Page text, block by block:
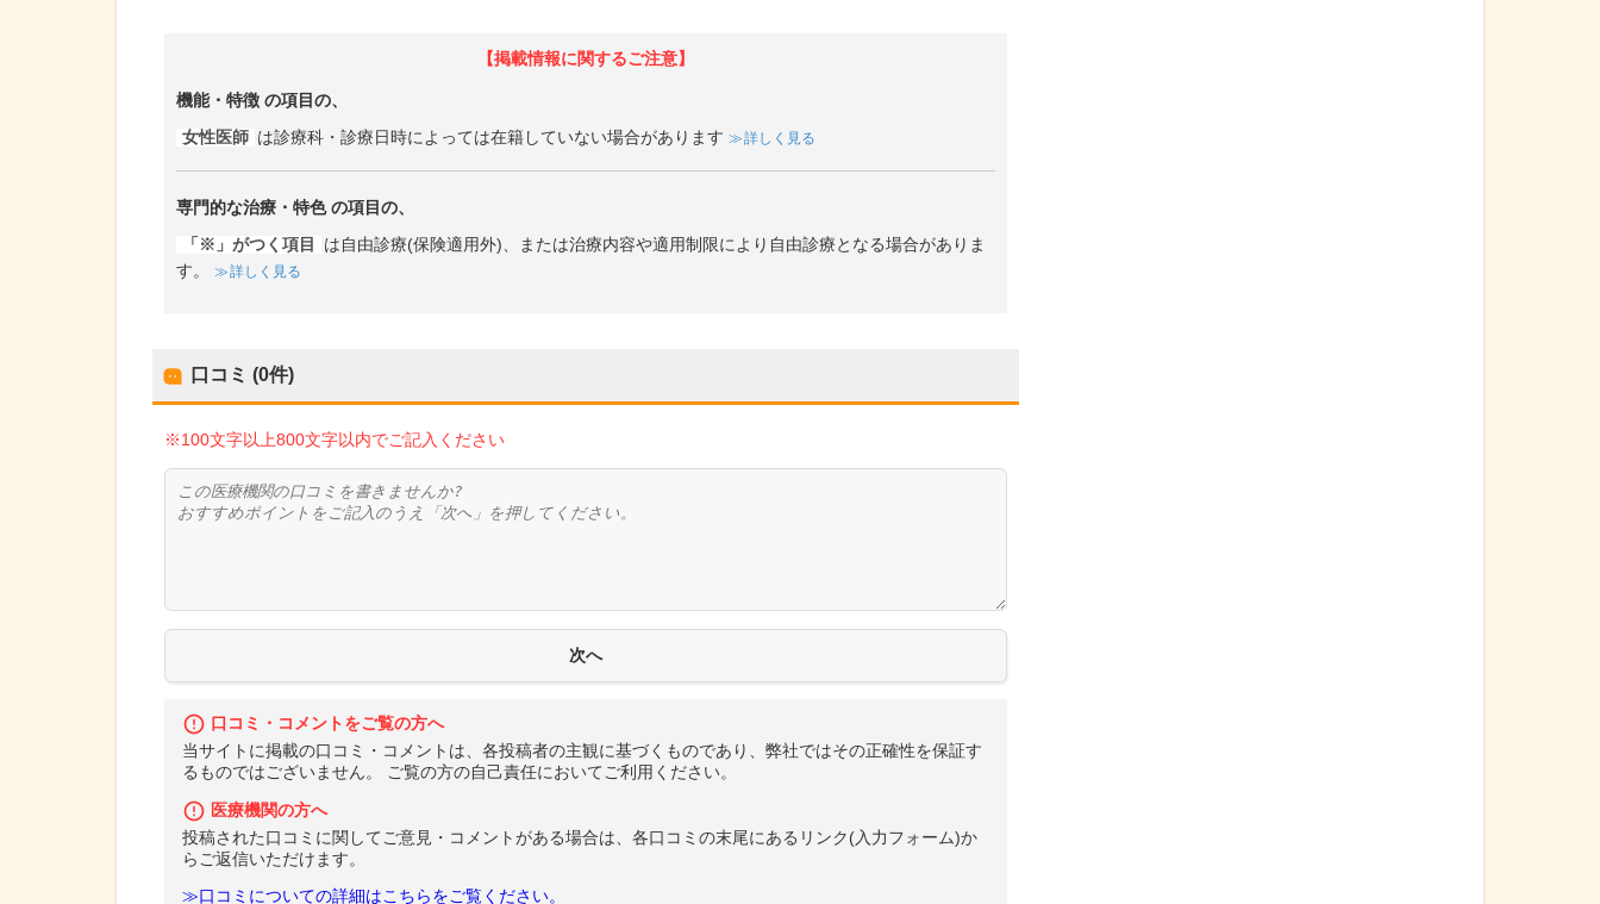
【掲載情報に関するご注意】
機能・特徴 の項目の、
女性医師 は診療科・診療日時によっては在籍していない場合があります 詳しく見る
専門的な治療・特色の項目の、
「※」がつく項目
は自由診療(保険適用外)、または治療内容や適用制限により自由診療となる場合がありま
す。
詳しく見る
口コミ (0件)
※100文字以上800文字以内でご記入ください
口コミ・コメントをご覧の方へ
当サイトに掲載の口コミ・コメントは、各投稿者の主観に基づくものであり、弊社ではその正確性を保証す
るものではございません。 ご覧の方の自己責任においてご利用ください。
医療機関の方へ
投稿された口コミに関してご意見・コメントがある場合は、各口コミの末尾にあるリンク(入力フォーム)か
らご返信いただけます。
≫口コミについての詳細はこちらをご覧ください。